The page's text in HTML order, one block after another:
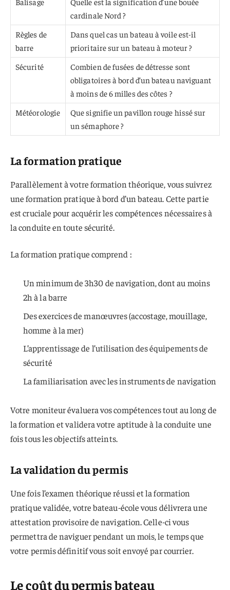
cardinale Nord ?
Règles de
barre
Dans quel cas un bateau à voile est-il
prioritaire sur un bateau à moteur ?
Sécurité
Combien de fusées de détresse sont
obligatoires à bord d’un bateau naviguant
à moins de 6 milles des côtes ?
Météorologie
Que signifie un pavillon rouge hissé sur
un sémaphore ?
La formation pratique
Parallèlement à votre formation théorique, vous suivrez
une formation pratique à bord d’un bateau. Cette partie
est cruciale pour acquérir les compétences nécessaires à
la conduite en toute sécurité.
La formation pratique comprend :
Un minimum de 3h30 de navigation, dont au moins
2h à la barre
Des exercices de manœuvres (accostage, mouillage,
homme à la mer)
L’apprentissage de l’utilisation des équipements de
sécurité
La familiarisation avec les instruments de navigation
Votre moniteur évaluera vos compétences tout au long de
la formation et validera votre aptitude à la conduite une
fois tous les objectifs atteints.
La validation du permis
Une fois l’examen théorique réussi et la formation
pratique validée, votre bateau-école vous délivrera une
attestation provisoire de navigation. Celle-ci vous
permettra de naviguer pendant un mois, le temps que
votre permis définitif vous soit envoyé par courrier.
Le coût du permis bateau